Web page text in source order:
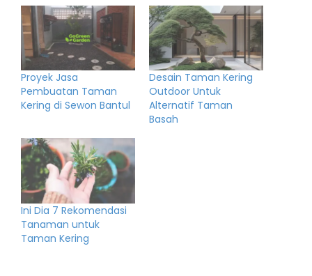
Proyek Jasa
Pembuatan Taman
Kering di Sewon Bantul
Desain Taman Kering
Outdoor Untuk
Alternatif Taman
Basah
Ini Dia 7 Rekomendasi
Tanaman untuk
Taman Kering